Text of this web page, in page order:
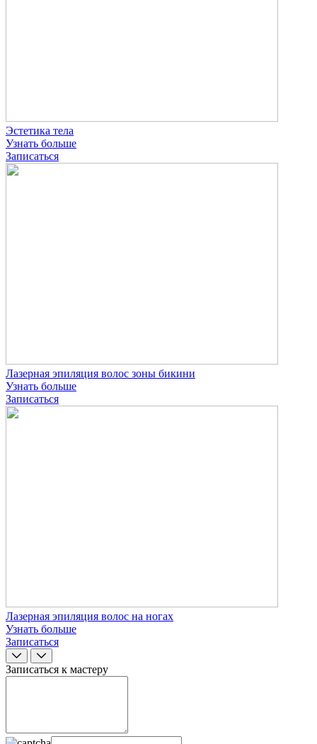
Эстетика тела
Узнать больше
Записаться
Лазерная эпиляция волос зоны бикини
Узнать больше
Записаться
Лазерная эпиляция волос на ногах
Узнать больше
Записаться
Записаться к мастеру